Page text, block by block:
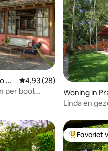
recensies
Bo
Gemiddelde beoordeling
4,93 (28)
per boot
Woning in
uca
Linda en
Favoriet